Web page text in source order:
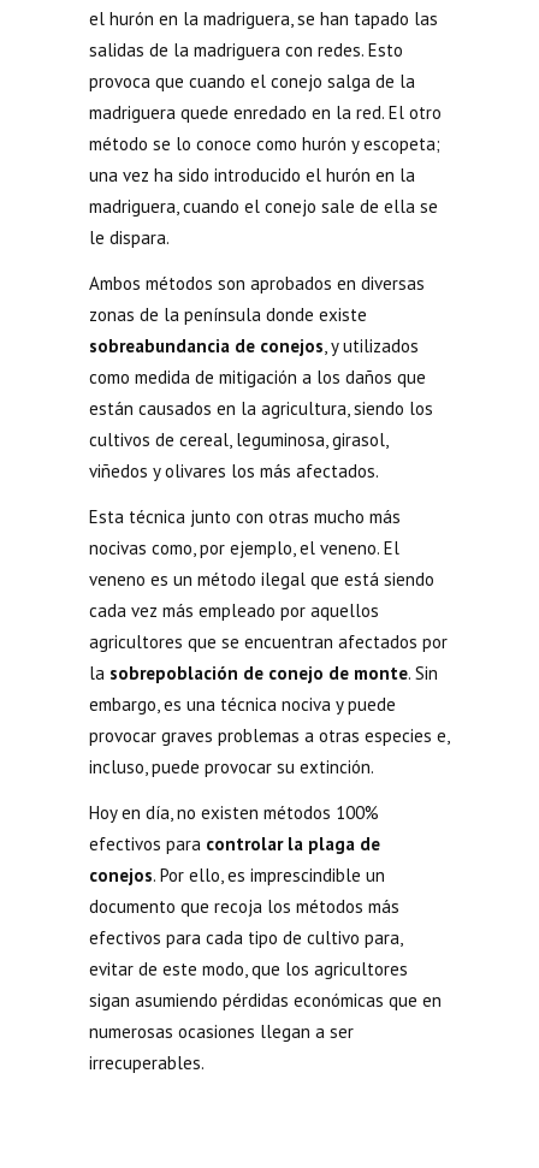
el hurón en la madriguera, se han tapado las
salidas de la madriguera con redes. Esto
provoca que cuando el conejo salga de la
madriguera quede enredado en la red. El otro
método se lo conoce como hurón y escopeta;
una vez ha sido introducido el hurón en la
madriguera, cuando el conejo sale de ella se
le dispara.
Ambos métodos son aprobados en diversas
zonas de la península donde existe
sobreabundancia de conejos, y utilizados
como medida de mitigación a los daños que
están causados en la agricultura, siendo los
cultivos de cereal, leguminosa, girasol,
viñedos y olivares los más afectados.
Esta técnica junto con otras mucho más
nocivas como, por ejemplo, el veneno. El
veneno es un método ilegal que está siendo
cada vez más empleado por aquellos
agricultores que se encuentran afectados por
la sobrepoblación de conejo de monte. Sin
embargo, es una técnica nociva y puede
provocar graves problemas a otras especies e,
incluso, puede provocar su extinción.
Hoy en día, no existen métodos 100%
efectivos para controlar la plaga de
conejos. Por ello, es imprescindible un
documento que recoja los métodos más
efectivos para cada tipo de cultivo para,
evitar de este modo, que los agricultores
sigan asumiendo pérdidas económicas que en
numerosas ocasiones llegan a ser
irrecuperables.